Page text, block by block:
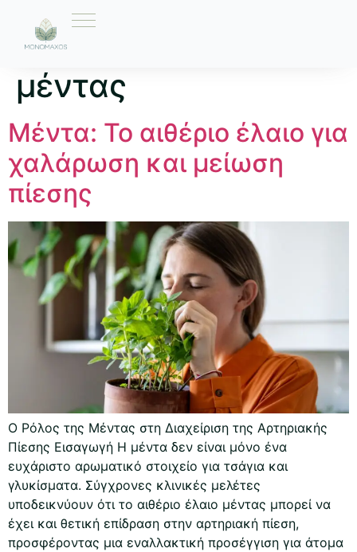
Ετικέτα:
μέντας
Μέντα: Το αιθέριο έλαιο για
χαλάρωση και μείωση
πίεσης
Ο Ρόλος της Μέντας στη Διαχείριση της Αρτηριακής
Πίεσης Εισαγωγή Η μέντα δεν είναι μόνο ένα
ευχάριστο αρωματικό στοιχείο για τσάγια και
γλυκίσματα. Σύγχρονες κλινικές μελέτες
υποδεικνύουν ότι το αιθέριο έλαιο μέντας μπορεί να
έχει και θετική επίδραση στην αρτηριακή πίεση,
προσφέροντας μια εναλλακτική προσέγγιση για άτομα